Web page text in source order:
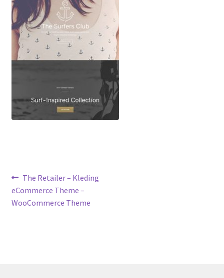
Post
navigation
Previous
post:
The Retailer – Kleding
eCommerce Theme –
WooCommerce Theme